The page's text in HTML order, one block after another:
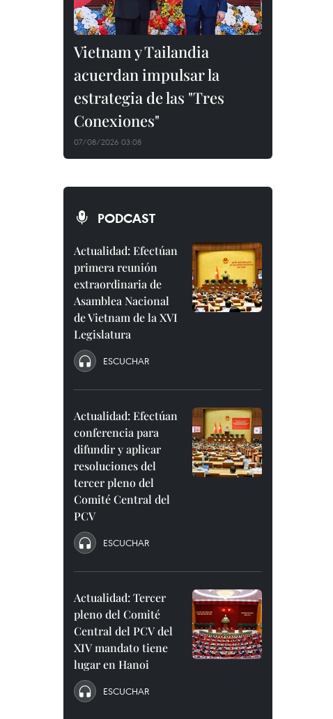
Vietnam y Tailandia
acuerdan impulsar la
estrategia de las "Tres
Conexiones"
07/08/2026 03:08
PODCAST
Actualidad: Efectúan
primera reunión
extraordinaria de
Asamblea Nacional
de Vietnam de la XVI
Legislatura
ESCUCHAR
Actualidad: Efectúan
conferencia para
difundir y aplicar
resoluciones del
tercer pleno del
Comité Central del
PCV
ESCUCHAR
Actualidad: Tercer
pleno del Comité
Central del PCV del
XIV mandato tiene
lugar en Hanoi
ESCUCHAR